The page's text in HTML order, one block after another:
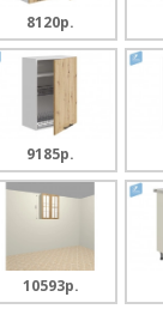
8120p.
9185p.
10593p.